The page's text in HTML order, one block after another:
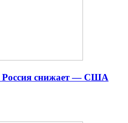
Россия снижает — США